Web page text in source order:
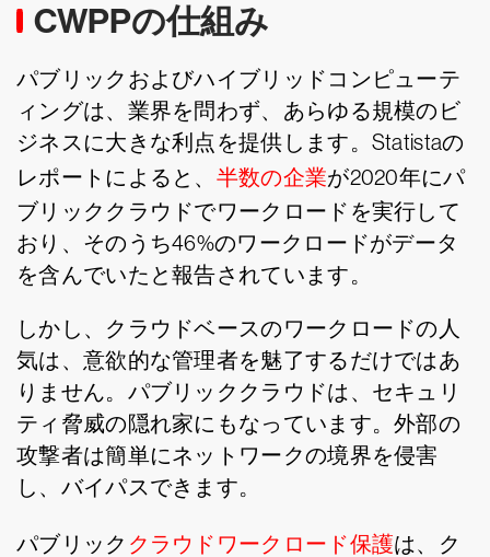
CWPPの仕組み
パブリックおよびハイブリッドコンピューテ
ィングは、業界を問わず、あらゆる規模のビ
ジネスに大きな利点を提供します。Statistaの
レポートによると、 半数の企業が2020年にパ
ブリッククラウドでワークロードを実行して
おり、そのうち46%のワークロードがデータ
を含んでいたと報告されています。
しかし、クラウドベースのワークロードの人
気は、意欲的な管理者を魅了するだけではあ
りません。パブリッククラウドは、セキュリ
ティ脅威の隠れ家にもなっています。外部の
攻撃者は簡単にネットワークの境界を侵害
し、バイパスできます。
パブリック クラウドワークロード保護は、ク